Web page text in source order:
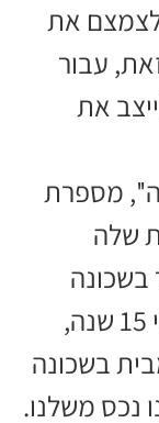
לצמצם את
עבור
את
מספרת
שלה
בשכונה
ותיקה. ‘’כשקנינו את הבית, לפני 15 שנה,
בשכונה
נכס משלנו.